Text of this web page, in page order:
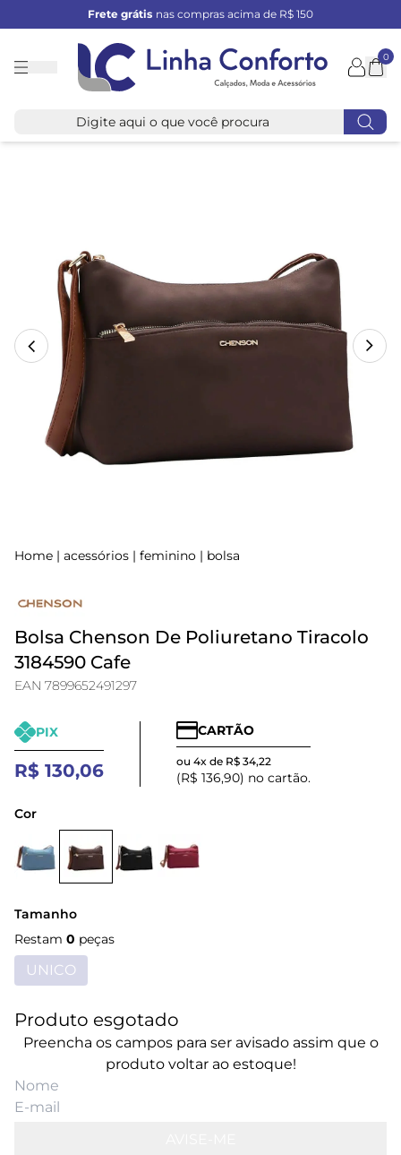
Frete grátis nas compras acima de R$ 150
Linha
0
Home | acessórios | feminino | bolsa
Bolsa Chenson De Poliuretano Tiracolo
3184590 Cafe
EAN 7899652491297
PIX
R$ 130,06
CARTÃO
ou 4x de R$ 34,22
(R$ 136,90) no cartão.
Cor
Tamanho
Restam 0 peças
UNICO
Produto esgotado
Preencha os campos para ser avisado assim que o
produto voltar ao estoque!